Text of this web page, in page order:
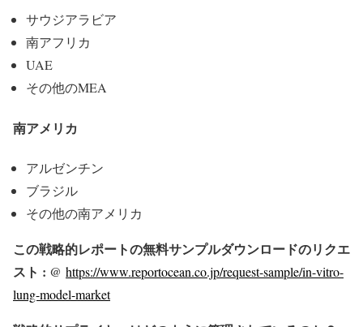
サウジアラビア
南アフリカ
UAE
その他のMEA
南アメリカ
アルゼンチン
ブラジル
その他の南アメリカ
この戦略的レポートの無料サンプルダウンロードのリクエ
スト : @ https://www.reportocean.co.jp/request-sample/in-vitro-
lung-model-market